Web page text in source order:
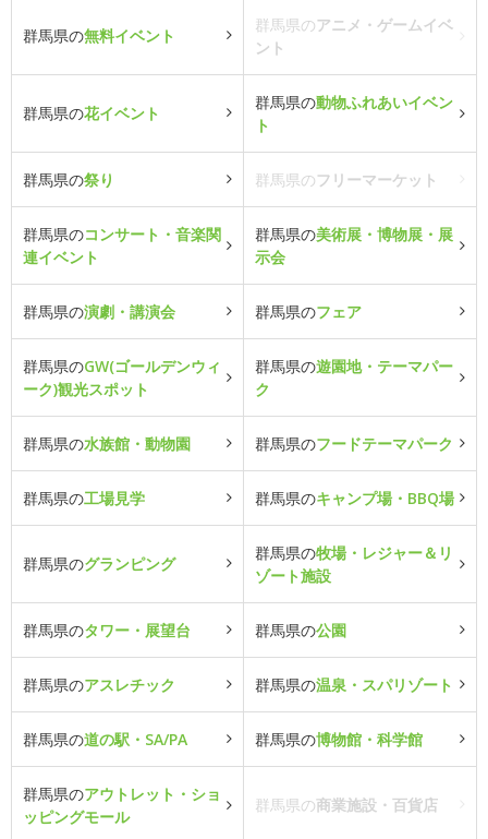
群馬県の無料イベント
群馬県のアニメ・ゲームイベ
ント
群馬県の花イベント
群馬県の動物ふれあいイベン
ト
群馬県の祭り 群馬県のフリーマーケット
群馬県のコンサート・音楽関
連イベント
群馬県の美術展・博物展・展
示会
群馬県の演劇・講演会 群馬県のフェア
群馬県のGW(ゴールデンウィ
ーク)観光スポット
群馬県の遊園地・テーマパー
ク
群馬県の水族館・動物園 群馬県のフードテーマパーク
群馬県の工場見学 群馬県のキャンプ場・BBQ場
群馬県のグランピング
群馬県の牧場・レジャー＆リ
ゾート施設
群馬県のタワー・展望台 群馬県の公園
群馬県のアスレチック 群馬県の温泉・スパリゾート
群馬県の道の駅・SA/PA 群馬県の博物館・科学館
群馬県のアウトレット・ショ
ッピングモール
群馬県の商業施設・百貨店